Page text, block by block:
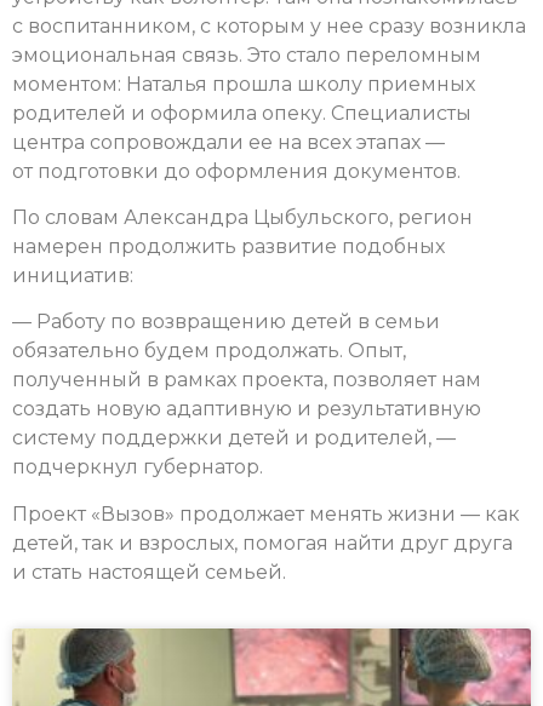
с воспитанником, с которым у нее сразу возникла
эмоциональная связь. Это стало переломным
моментом: Наталья прошла школу приемных
родителей и оформила опеку. Специалисты
центра сопровождали ее на всех этапах —
от подготовки до оформления документов.
По словам Александра Цыбульского, регион
намерен продолжить развитие подобных
инициатив:
— Работу по возвращению детей в семьи
обязательно будем продолжать. Опыт,
полученный в рамках проекта, позволяет нам
создать новую адаптивную и результативную
систему поддержки детей и родителей, —
подчеркнул губернатор.
Проект «Вызов» продолжает менять жизни — как
детей, так и взрослых, помогая найти друг друга
и стать настоящей семьей.